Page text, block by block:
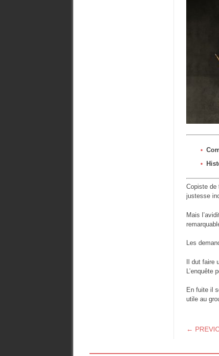
Copiste de
justesse
Mais
Les
Il dut
En fuite il
utile au
←